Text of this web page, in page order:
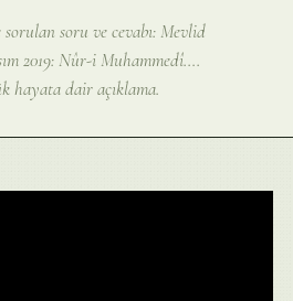
soru ve cevabı: Mevlid
2019: Nûr-i Muhammedî….
hayata dair açıklama.